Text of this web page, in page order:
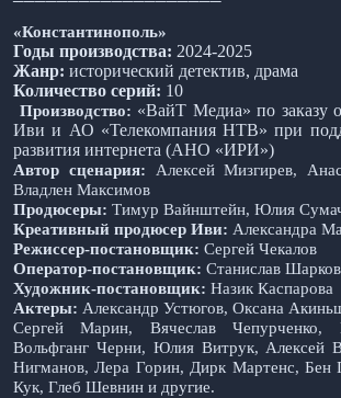
«Константинополь»
Годы производства: 2024-2025
Жанр: исторический детектив, драма
Количество серий: 10
Производство: «ВайТ Медиа» по заказу
Иви и АО «Телекомпания НТВ» при
развития интернета (АНО «ИРИ»)
Автор сценария: Алексей Мизгирев,
Владлен Максимов
Продюсеры: Тимур Вайнштейн, Юлия
Креативный продюсер Иви: Александра
Режиссер-постановщик: Сергей Чекалов
Оператор-постановщик: Станислав Шарков
Художник-постановщик: Назик Каспарова
Актеры: Александр Устюгов, Оксана
Сергей Марин, Вячеслав Чепурченко,
Вольфганг Черни, Юлия Витрук, Алексей
Нигманов, Лера Горин, Дирк Мартенс,
Кук, Глеб Шевнин и другие.